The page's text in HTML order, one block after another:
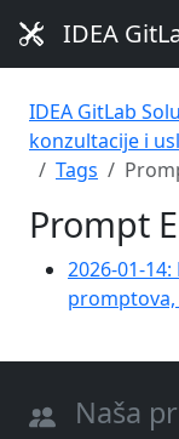
IDEA
IDEA GitLab
konzultacije i
Tags
Prompt
2026-01-
Naša